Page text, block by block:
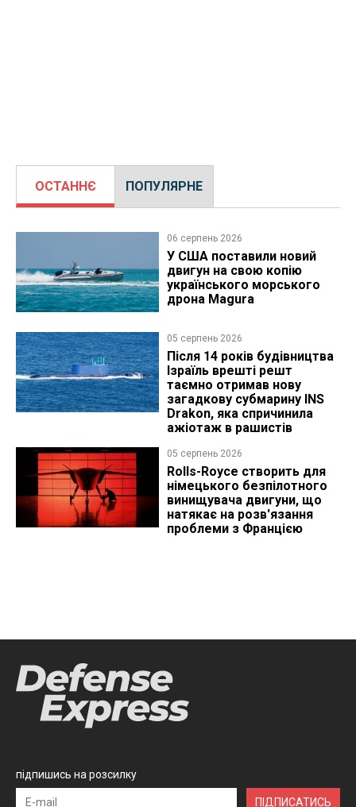
ОСТАННЄ ПОПУЛЯРНЕ
06 серпень 2026
У США поставили новий
двигун на свою копію
українського морського
дрона Magura
05 серпень 2026
Після 14 років будівництва
Ізраїль врешті решт
таємно отримав нову
загадкову субмарину INS
Drakon, яка спричинила
ажіотаж в рашистів
05 серпень 2026
Rolls-Royce створить для
німецького безпілотного
винищувача двигуни, що
натякає на розв'язання
проблеми з Францією
підпишись на розсилку
ПІДПИСАТИСЬ